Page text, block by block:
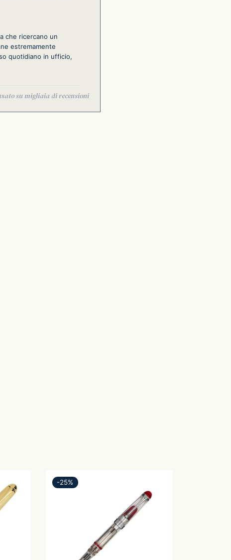
che ricercano un
estremamente
quotidiano in ufficio,
-25%